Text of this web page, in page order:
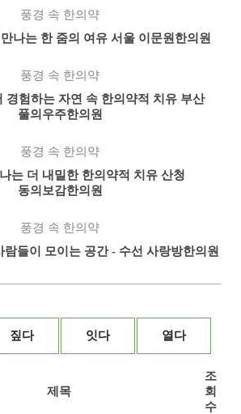
풍경 속 한의약
나는 한 줌의 여유 서울 이문원한의원
풍경 속 한의약
경험하는 자연 속 한의약적 치유 부산
풀의우주한의원
풍경 속 한의약
는 더 내밀한 한의약적 치유 산청
동의보감한의원
풍경 속 한의약
람들이 모이는 공간 - 수선 사랑방한의원
짚다 잇다
열다
제목
조
회
수